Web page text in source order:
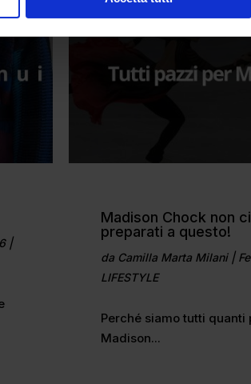
|
Madison Chock non
preparati a questo!
da Camilla Marta Milani|
LIFESTYLE
Perché siamo tutti quanti
Madison...